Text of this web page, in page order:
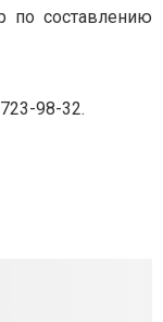
по составлению
98-32.